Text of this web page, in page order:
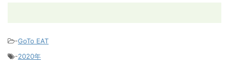
-GoTo EAT
-2020年